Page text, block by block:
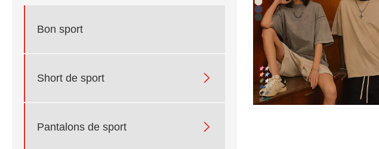
Bon sport
Short de sport 
Pantalons de sport 